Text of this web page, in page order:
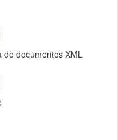
de documentos XML